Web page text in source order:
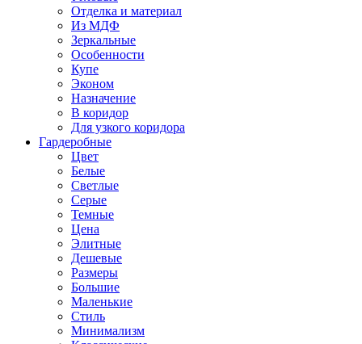
Отделка и материал
Из МДФ
Зеркальные
Особенности
Купе
Эконом
Назначение
В коридор
Для узкого коридора
Гардеробные
Цвет
Белые
Светлые
Серые
Темные
Цена
Элитные
Дешевые
Размеры
Большие
Маленькие
Стиль
Минимализм